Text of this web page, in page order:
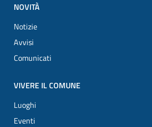
NOVITÀ
Notizie
Avvisi
Comunicati
VIVERE IL COMUNE
Luoghi
Eventi